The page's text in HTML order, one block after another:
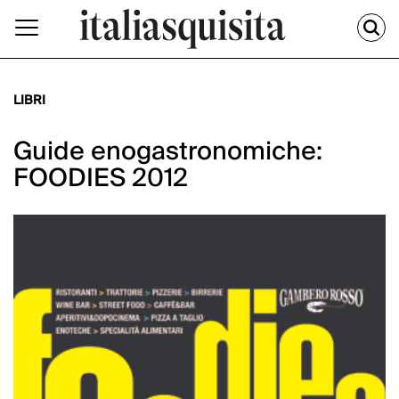
LIBRI
Guide enogastronomiche:
FOODIES 2012